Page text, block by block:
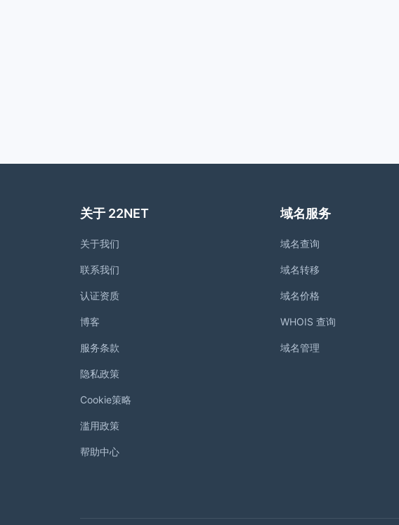
关于 22NET
关于我们
联系我们
认证资质
博客
服务条款
隐私政策
Cookie策略
滥用政策
帮助中心
域名服务
域名查询
域名转移
域名价格
WHOIS 查询
域名管理